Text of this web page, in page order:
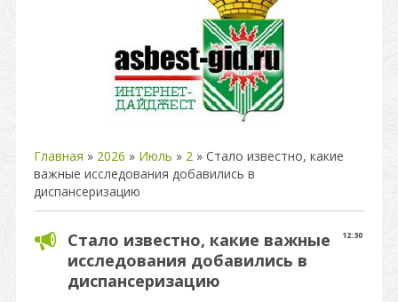
Главная » 2026 » Июль » 2 » Стало известно, какие
важные исследования добавились в
диспансеризацию
12:30
Стало известно, какие важные
исследования добавились в
диспансеризацию